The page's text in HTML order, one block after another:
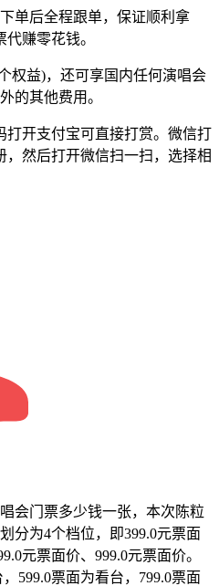
单后全程跟单，保证顺利拿
赚零花钱。
权益)，还可享国内任何演唱会
的其他费用。
打开支付宝可直接打赏。微信打
然后打开微信扫一扫，选择相
会门票多少钱一张，本次陈粒
分为4个档位，即399.0元票面
元票面价、999.0元票面价。
599.0票面为看台，799.0票面